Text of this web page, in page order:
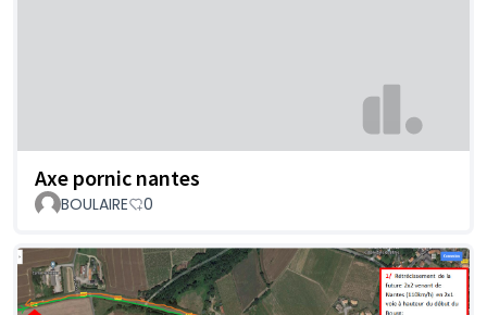
Axe pornic nantes
BOULAIRE 0